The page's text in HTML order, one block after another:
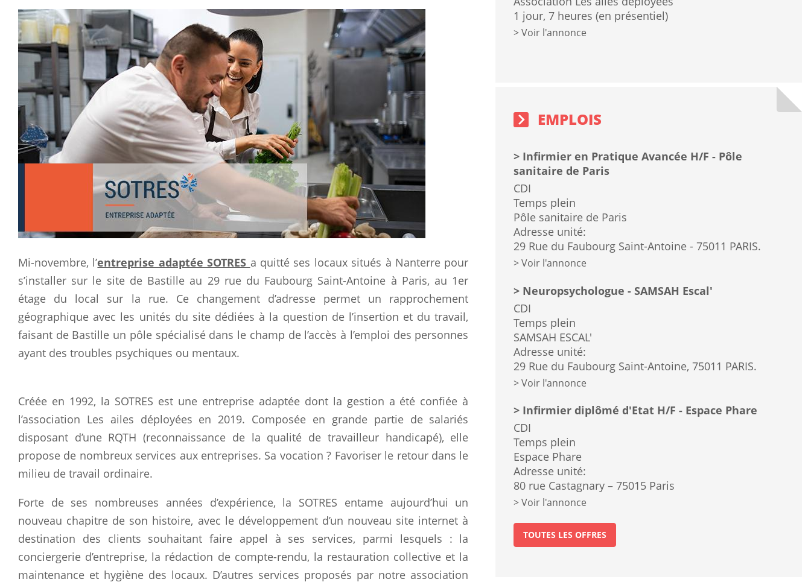
Mi-novembre, l’entreprise adaptée SOTRES a quitté ses locaux situés à Nanterre pour
s’installer sur le site de Bastille au 29 rue du Faubourg Saint-Antoine à Paris, au 1er
étage du local sur la rue. Ce changement d’adresse permet un rapprochement
géographique avec les unités du site dédiées à la question de l’insertion et du travail,
faisant de Bastille un pôle spécialisé dans le champ de l’accès à l’emploi des personnes
ayant des troubles psychiques ou mentaux.
Créée en 1992, la SOTRES est une entreprise adaptée dont la gestion a été confiée à
l’association Les ailes déployées en 2019. Composée en grande partie de salariés
disposant d’une RQTH (reconnaissance de la qualité de travailleur handicapé), elle
propose de nombreux services aux entreprises. Sa vocation ? Favoriser le retour dans le
milieu de travail ordinaire.
Forte de ses nombreuses années d’expérience, la SOTRES entame aujourd’hui un
nouveau chapitre de son histoire, avec le développement d’un nouveau site internet à
destination des clients souhaitant faire appel à ses services, parmi lesquels : la
conciergerie d’entreprise, la rédaction de compte-rendu, la restauration collective et la
maintenance et hygiène des locaux. D’autres services proposés par notre association
1 jour, 7 heures (en présentiel)
Voir l'annonce
block
EMPLOIS
Infirmier en Pratique Avancée H/F - Pôle
sanitaire de Paris
CDI
Temps plein
Pôle sanitaire de Paris
Adresse unité:
29 Rue du Faubourg Saint-Antoine - 75011 PARIS.
Voir l'annonce
Neuropsychologue - SAMSAH Escal'
CDI
Temps plein
SAMSAH ESCAL'
Adresse unité:
29 Rue du Faubourg Saint-Antoine, 75011 PARIS.
Voir l'annonce
Infirmier diplômé d'Etat H/F - Espace Phare
CDI
Temps plein
Espace Phare
Adresse unité:
80 rue Castagnary – 75015 Paris
Voir l'annonce
TOUTES LES OFFRES